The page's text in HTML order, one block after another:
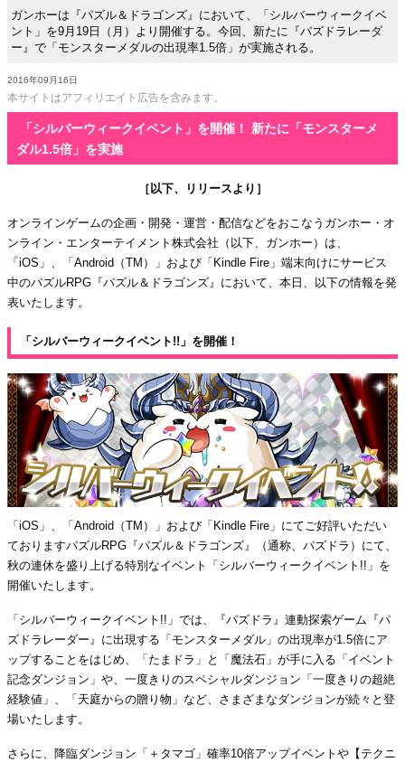
ガンホーは『パズル＆ドラゴンズ』において、「シルバーウィークイベ
ント」を9月19日（月）より開催する。今回、新たに『パズドラレーダ
ー』で「モンスターメダルの出現率1.5倍」が実施される。
2016年09月16日
本サイトはアフィリエイト広告を含みます。
「シルバーウィークイベント」を開催！ 新たに「モンスターメ
ダル1.5倍」を実施
［以下、リリースより］
オンラインゲームの企画・開発・運営・配信などをおこなうガンホー・オ
ンライン・エンターテイメント株式会社（以下、ガンホー）は、
「iOS」、「Android（TM）」および「Kindle Fire」端末向けにサービス
中のパズルRPG『パズル＆ドラゴンズ』において、本日、以下の情報を発
表いたします。
「シルバーウィークイベント!!」を開催！
「iOS」、「Android（TM）」および「Kindle Fire」にてご好評いただい
ておりますパズルRPG『パズル＆ドラゴンズ』（通称、パズドラ）にて、
秋の連休を盛り上げる特別なイベント「シルバーウィークイベント!!」を
開催いたします。
「シルバーウィークイベント!!」では、『パズドラ』連動探索ゲーム『パ
ズドラレーダー』に出現する「モンスターメダル」の出現率が1.5倍にア
ップすることをはじめ、「たまドラ」と「魔法石」が手に入る「イベント
記念ダンジョン」や、一度きりのスペシャルダンジョン「一度きりの超絶
経験値」、「天庭からの贈り物」など、さまざまなダンジョンが続々と登
場いたします。
さらに、降臨ダンジョン「＋タマゴ」確率10倍アップイベントや【テクニ